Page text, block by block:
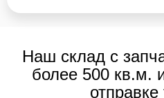
Наш склад с
более 500 кв.м.
отправке